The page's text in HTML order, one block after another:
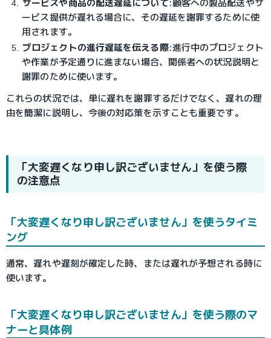
サービスや商品の配送遅延について:顧客への製品配送やサ
ービス提供が遅れる場合に、その遅延を謝罪するために使
用されます。
プロジェクトの進行遅延を伝える際:進行中のプロジェクト
や作業が予定通りに進まない場合、関係者への状況説明と
謝罪のために使います。
これらの状況では、単に遅れを謝罪するだけでなく、遅れの理
由を簡潔に説明し、今後の対応策を示すことも重要です。
「大変遅くなり申し訳ございません」を使う際
の注意点
「大変遅くなり申し訳ございません」を使うタイミ
ング
通常、遅れや遅刻が確定した時、または遅れが予想される時に
使います。
「大変遅くなり申し訳ございません」を使う際のマ
ナーと具体例